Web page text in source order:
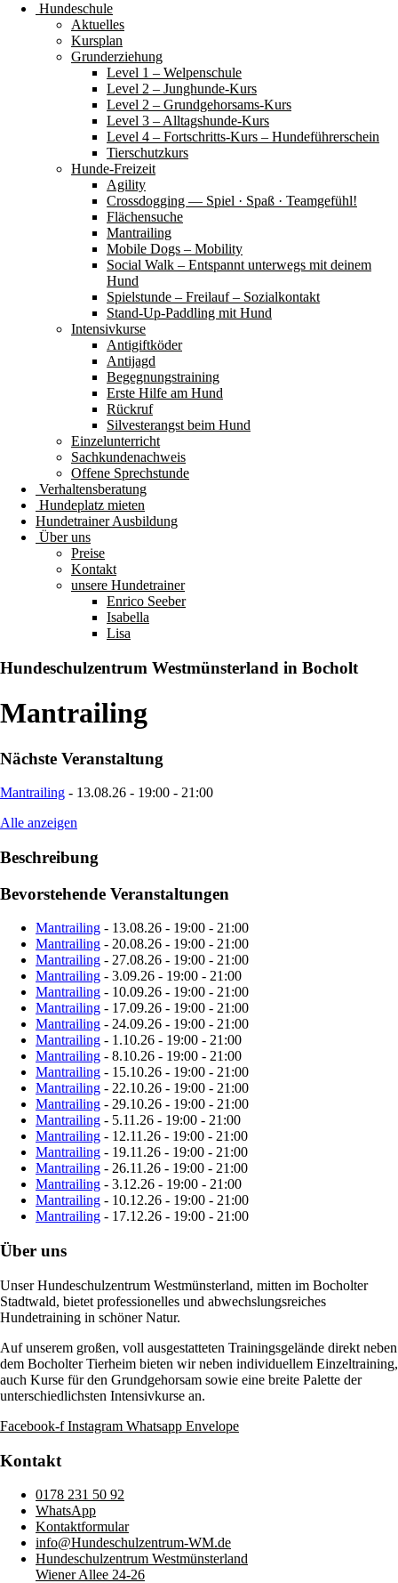
Hundeschule
Aktuelles
Kursplan
Grunderziehung
Level 1 – Welpenschule
Level 2 – Junghunde-Kurs
Level 2 – Grundgehorsams-Kurs
Level 3 – Alltagshunde-Kurs
Level 4 – Fortschritts-Kurs – Hundeführerschein
Tierschutzkurs
Hunde-Freizeit
Agility
Crossdogging — Spiel · Spaß · Teamgefühl!
Flächensuche
Mantrailing
Mobile Dogs – Mobility
Social Walk – Entspannt unterwegs mit deinem
Hund
Spielstunde – Freilauf – Sozialkontakt
Stand-Up-Paddling mit Hund
Intensivkurse
Antigiftköder
Antijagd
Begegnungstraining
Erste Hilfe am Hund
Rückruf
Silvesterangst beim Hund
Einzelunterricht
Sachkundenachweis
Offene Sprechstunde
Verhaltensberatung
Hundeplatz mieten
Hundetrainer Ausbildung
Über uns
Preise
Kontakt
unsere Hundetrainer
Enrico Seeber
Isabella
Lisa
Hundeschulzentrum Westmünsterland in Bocholt
Mantrailing
Nächste Veranstaltung
Mantrailing - 13.08.26 - 19:00 - 21:00
Alle anzeigen
Beschreibung
Bevorstehende Veranstaltungen
Mantrailing - 13.08.26 - 19:00 - 21:00
Mantrailing - 20.08.26 - 19:00 - 21:00
Mantrailing - 27.08.26 - 19:00 - 21:00
Mantrailing - 3.09.26 - 19:00 - 21:00
Mantrailing - 10.09.26 - 19:00 - 21:00
Mantrailing - 17.09.26 - 19:00 - 21:00
Mantrailing - 24.09.26 - 19:00 - 21:00
Mantrailing - 1.10.26 - 19:00 - 21:00
Mantrailing - 8.10.26 - 19:00 - 21:00
Mantrailing - 15.10.26 - 19:00 - 21:00
Mantrailing - 22.10.26 - 19:00 - 21:00
Mantrailing - 29.10.26 - 19:00 - 21:00
Mantrailing - 5.11.26 - 19:00 - 21:00
Mantrailing - 12.11.26 - 19:00 - 21:00
Mantrailing - 19.11.26 - 19:00 - 21:00
Mantrailing - 26.11.26 - 19:00 - 21:00
Mantrailing - 3.12.26 - 19:00 - 21:00
Mantrailing - 10.12.26 - 19:00 - 21:00
Mantrailing - 17.12.26 - 19:00 - 21:00
Über uns
Unser Hundeschulzentrum Westmünsterland, mitten im Bocholter
Stadtwald, bietet professionelles und abwechslungsreiches
Hundetraining in schöner Natur.
Auf unserem großen, voll ausgestatteten Trainingsgelände direkt neben
dem Bocholter Tierheim bieten wir neben individuellem Einzeltraining,
auch Kurse für den Grundgehorsam sowie eine breite Palette der
unterschiedlichsten Intensivkurse an.
Facebook-f Instagram Whatsapp Envelope
Kontakt
0178 231 50 92
WhatsApp
Kontaktformular
info@Hundeschulzentrum-WM.de
Hundeschulzentrum Westmünsterland
Wiener Allee 24-26